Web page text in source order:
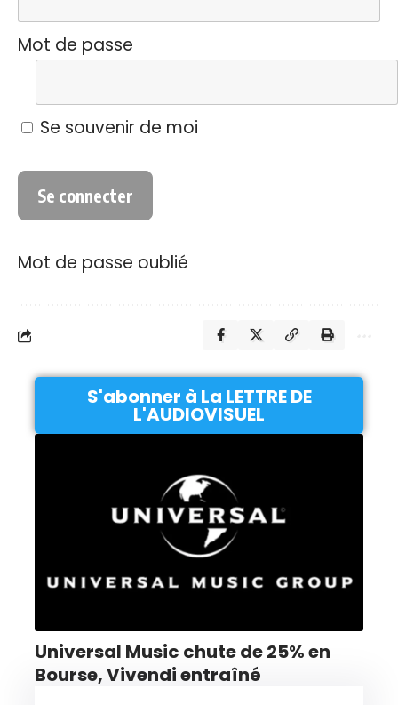
Mot de passe
Se souvenir de moi
Mot de passe oublié
S'abonner à La LETTRE DE
L'AUDIOVISUEL
Universal Music chute de 25% en
Bourse, Vivendi entraîné